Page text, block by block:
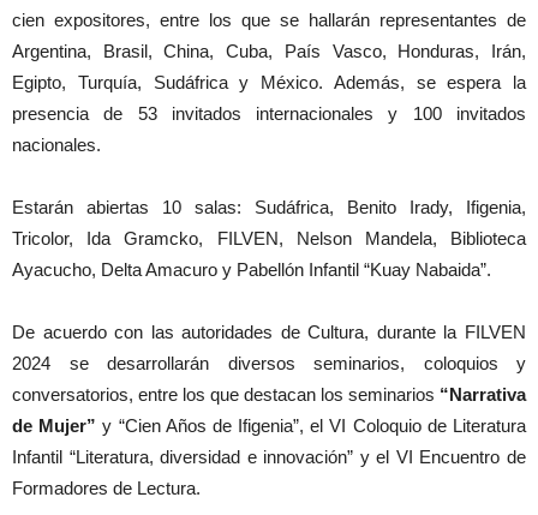
cien expositores, entre los que se hallarán representantes de
Argentina, Brasil, China, Cuba, País Vasco, Honduras, Irán,
Egipto, Turquía, Sudáfrica y México. Además, se espera la
presencia de 53 invitados internacionales y 100 invitados
nacionales.
Estarán abiertas 10 salas: Sudáfrica, Benito Irady, Ifigenia,
Tricolor, Ida Gramcko, FILVEN, Nelson Mandela, Biblioteca
Ayacucho, Delta Amacuro y Pabellón Infantil “Kuay Nabaida”.
De acuerdo con las autoridades de Cultura, durante la FILVEN
2024 se desarrollarán diversos seminarios, coloquios y
conversatorios, entre los que destacan los seminarios “Narrativa
de Mujer” y “Cien Años de Ifigenia”, el VI Coloquio de Literatura
Infantil “Literatura, diversidad e innovación” y el VI Encuentro de
Formadores de Lectura.